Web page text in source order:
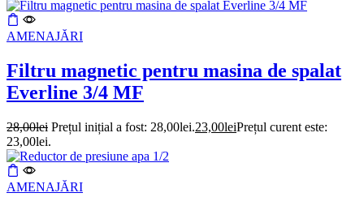
AMENAJĂRI
Filtru magnetic pentru masina de spalat
Everline 3/4 MF
28,00lei Prețul inițial a fost: 28,00lei.23,00leiPrețul curent este:
23,00lei.
AMENAJĂRI